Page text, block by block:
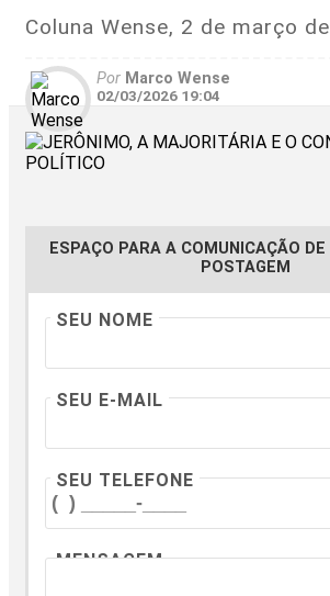
Coluna Wense, 2 de março
Por Marco Wense
02/03/2026 19:04
ESPAÇO PARA A COMUNICAÇÃO
POSTAGEM
SEU NOME
SEU E-MAIL
SEU TELEFONE
MENSAGEM